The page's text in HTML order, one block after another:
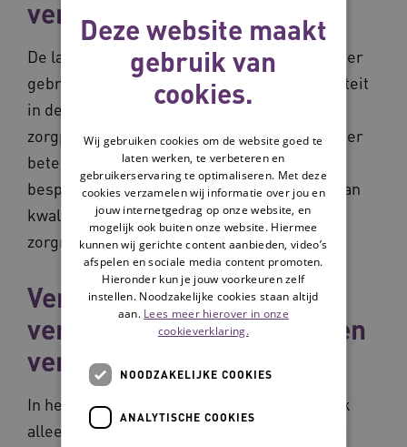
verbeteren?
De laatste jaren worden verhalen steeds vaker
gebruikt voor leren en verbeteren van kwaliteit
in de zorg. Waar zijn cliënten, naasten en
zorgprofessionals tevreden over en wat kan er
beter? Deze verhalen worden vastgelegd,
besproken en ingezet voor het verbeteren van
kwaliteit van leven, van zorg en van de
zorgrelatie.
Verhalen inzetten voor
verbeteren van kwaliteit en
verantwoording
In het verleden gebruikten organisaties vaak
alleen kwantitatieve methoden om inzicht te
Deze website maakt
gebruik van
cookies.
Wij gebruiken cookies om de website goed te
laten werken, te verbeteren en
gebruikerservaring te optimaliseren. Met deze
cookies verzamelen wij informatie over jou en
jouw internetgedrag op onze website, en
mogelijk ook buiten onze website. Hiermee
kunnen wij gerichte content aanbieden, video’s
afspelen en sociale media content promoten.
Hieronder kun je jouw voorkeuren zelf
instellen. Noodzakelijke cookies staan altijd
aan. Lees meer hierover in onze
cookieverklaring.
NOODZAKELIJKE COOKIES
ANALYTISCHE COOKIES